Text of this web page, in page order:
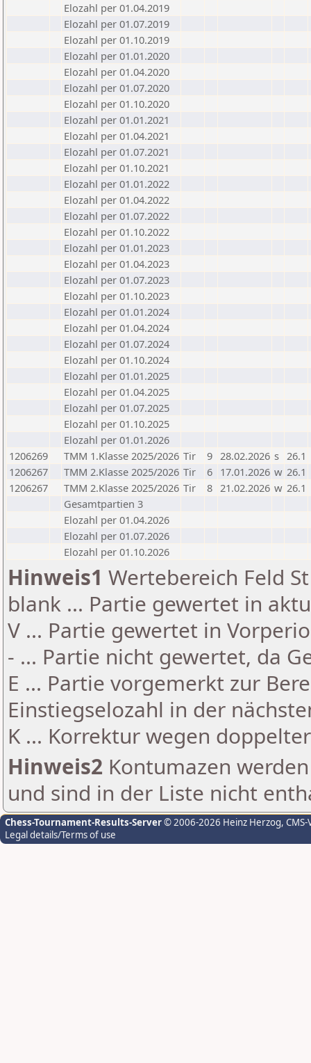
Elozahl per 01.04.2019
Elozahl per 01.07.2019
Elozahl per 01.10.2019
Elozahl per 01.01.2020
Elozahl per 01.04.2020
Elozahl per 01.07.2020
Elozahl per 01.10.2020
Elozahl per 01.01.2021
Elozahl per 01.04.2021
Elozahl per 01.07.2021
Elozahl per 01.10.2021
Elozahl per 01.01.2022
Elozahl per 01.04.2022
Elozahl per 01.07.2022
Elozahl per 01.10.2022
Elozahl per 01.01.2023
Elozahl per 01.04.2023
Elozahl per 01.07.2023
Elozahl per 01.10.2023
Elozahl per 01.01.2024
Elozahl per 01.04.2024
Elozahl per 01.07.2024
Elozahl per 01.10.2024
Elozahl per 01.01.2025
Elozahl per 01.04.2025
Elozahl per 01.07.2025
Elozahl per 01.10.2025
Elozahl per 01.01.2026
1206269
TMM 1.Klasse 2025/2026 Tir 9 28.02.2026 s 26.1
1206267
TMM 2.Klasse 2025/2026 Tir 6 17.01.2026 w 26.1
1206267
TMM 2.Klasse 2025/2026 Tir 8 21.02.2026 w 26.1
Gesamtpartien 3
Elozahl per 01.04.2026
Elozahl per 01.07.2026
Elozahl per 01.10.2026
Hinweis1 Wertebereich Feld
blank ... Partie gewertet in
V ... Partie gewertet in
- ... Partie nicht gewertet, da
E ... Partie vorgemerkt zur
Einstiegselozahl in der
K ... Korrektur wegen
Hinweis2 Kontumazen
und sind in der Liste nicht
Chess-Tournament-Results-Server© 2006-2026 Heinz Herzog,
Legal details/Terms of use